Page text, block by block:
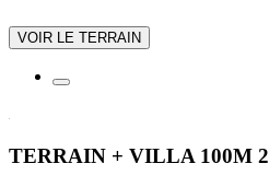
VOIR LE TERRAIN
TERRAIN + VILLA 100M 2